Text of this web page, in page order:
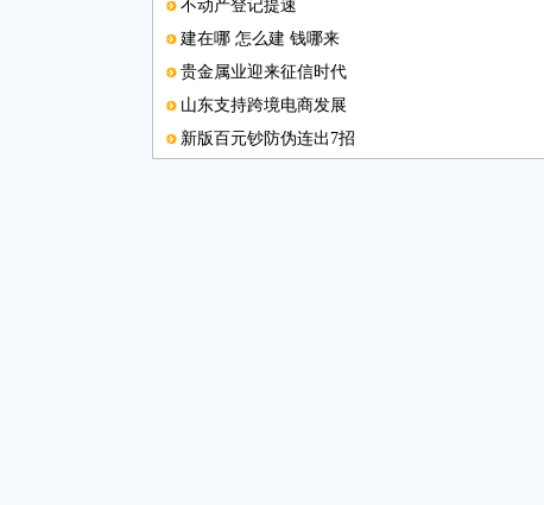
不动产登记提速
建在哪 怎么建 钱哪来
贵金属业迎来征信时代
山东支持跨境电商发展
新版百元钞防伪连出7招